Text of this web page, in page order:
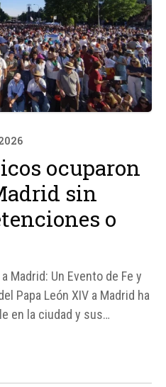
ocuparon
sin
o
Madrid: Un Evento de Fe y
Papa León XIV a Madrid ha
en la ciudad y sus
y más...